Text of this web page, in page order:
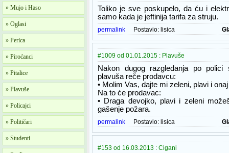
» Mujo i Haso
» Oglasi
» Perica
» Piroćanci
» Pitalice
» Plavuše
» Policajci
» Političari
» Studenti
Toliko je sve poskupelo, da ću i
samo kada je jeftinija tarifa za struju.
permalink Postavio: lisica
#1009 od 01.01.2015 : Plavuše
Nakon dugog razgledanja po
plavuša reče prodavcu:
• Molim Vas, dajte mi zeleni, plavi i
Na to će prodavac:
• Draga devojko, plavi i zeleni
gašenje požara.
permalink Postavio: lisica
#153 od 16.03.2013 : Cigani